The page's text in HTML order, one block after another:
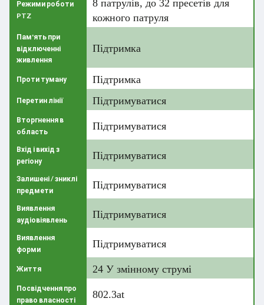
Режими роботи
PTZ
8 патрулів, до 32 пресетів для
кожного патруля
Пам'ять при
відключенні
живлення
Підтримка
Проти туману Підтримка
Перетин лінії Підтримуватися
Вторгнення в
область
Підтримуватися
Вхід і вихід з
регіону
Підтримуватися
Залишені / зниклі
предмети
Підтримуватися
Виявлення
аудіовіявлень
Підтримуватися
Виявлення
форми
Підтримуватися
Життя 24 У змінному струмі
Посвідчення про
право власності
802.3at